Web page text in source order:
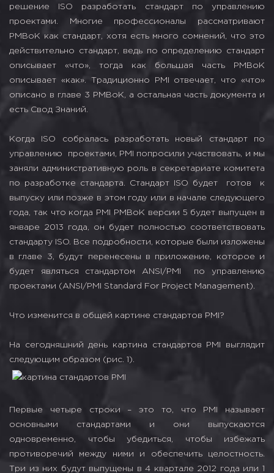
решение ISO разработать стандарт по управлению
проектами. Многие профессионалы рассматривают
PMBoK как стандарт, хотя есть много сомнений, что это
действительно стандарт, ведь по определению стандарт
описывает «что», тогда как большая часть PMBoK
описывает «как». Традиционно PMI отвечает, что «что»
описано в главе 3 PMBoK, а остальная часть документа и
есть Свод Знаний.
Когда ISO собралась разработать новый стандарт по
управлению проектами, PMI попросили участвовать, и мы
заняли административную роль в секретариате комитета
по разработке стандарта. Стандарт ISO будет готов к
выпуску или позже в этом году или в начале следующего
года, так что когда PMI PMBoK версии 5 будет выпущен в
январе 2013 года, он будет полностью соответствовать
стандарту ISO. Все подробности, которые были изложены
в главе 3, будут перенесены в приложение, которое и
будет являться стандартом ANSI/PMI по управлению
проектами (ANSI/PMI Standard For Project Management).
Что изменится в общей картине стандартов PMI?
На сегодняшний день картина стандартов PMI выглядит
следующим образом (рис. 1).
Первые четыре строки – это то, что PMI называет
основными стандартами и они выпускаются
одновременно, чтобы убедиться, чтобы избежать
противоречий между ними и обеспечить целостность.
Три из них будут выпущены в 4 квартале 2012 года или 1